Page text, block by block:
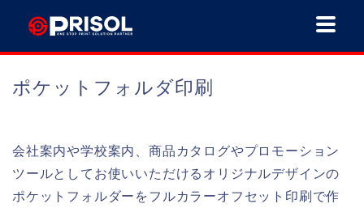
ポケットフォルダ印刷
会社案内や学校案内、商品カタログやプロモーション
ツールとしてお使いいただけるオリジナルデザインの
ポケットフォルダーをフルカラーオフセット印刷で作